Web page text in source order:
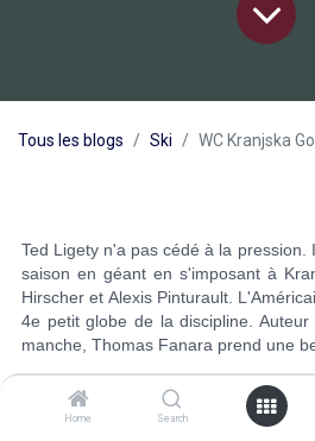
Home Search
Tous les blogs Ski WC Kranjska
Ted Ligety n'a pas cédé à la pression.
saison en géant en s'imposant à
Hirscher et Alexis Pinturault.
4e petit globe de la discipline.
manche, Thomas Fanara prend une